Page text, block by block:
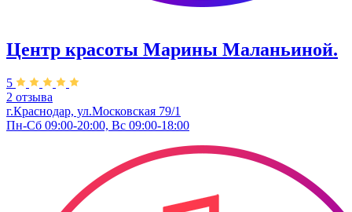
Центр красоты Марины Маланьиной.
5
2 отзыва
г.Краснодар, ул.Московская 79/1
Пн-Сб 09:00-20:00, Вс 09:00-18:00